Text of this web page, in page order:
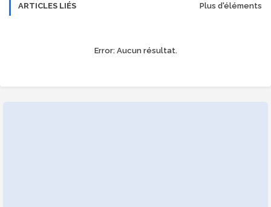
ARTICLES LIÉS Plus d'éléments
Error:Aucun résultat.